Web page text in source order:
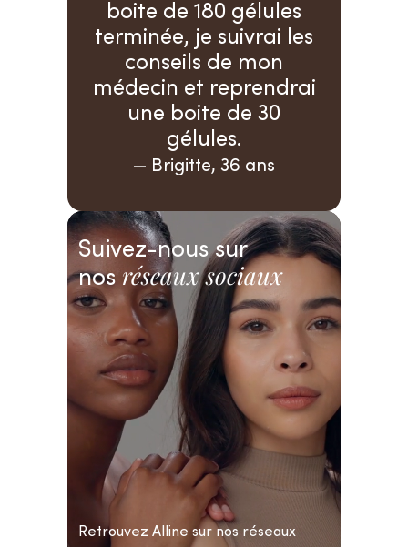
monde je ne prendrais
un autre complément
alimentaire, c’est au-
delà de mes
espérances. Encore
merci beaucoup !
Stéphanie, 25 ans
Suivez-nous sur
nos réseaux sociaux
Retrouvez Alline sur nos réseaux